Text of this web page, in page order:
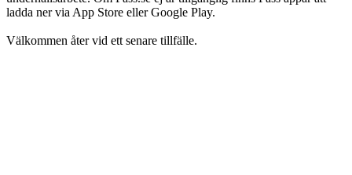
ladda ner via App Store eller Google Play.
Välkommen åter vid ett senare tillfälle.